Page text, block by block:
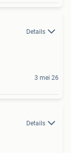
Details
3 mei 26
Details